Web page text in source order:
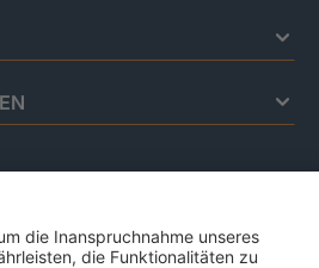
Risiko- Und